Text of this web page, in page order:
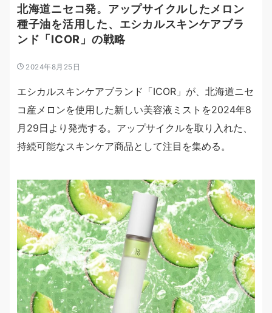
北海道ニセコ発。アップサイクルしたメロン
種子油を活用した、エシカルスキンケアブラ
ンド「ICOR」の戦略
2024年8月25日
エシカルスキンケアブランド「ICOR」が、北海道ニセ
コ産メロンを使用した新しい美容液ミストを2024年8
月29日より発売する。アップサイクルを取り入れた、
持続可能なスキンケア商品として注目を集める。